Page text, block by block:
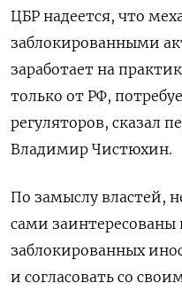
ЦБР надеется, что
заблокированными
заработает на
только от РФ,
регуляторов, сказал
Владимир Чистюхин.
По замыслу властей,
сами заинтересованы
заблокированных
и согласовать со